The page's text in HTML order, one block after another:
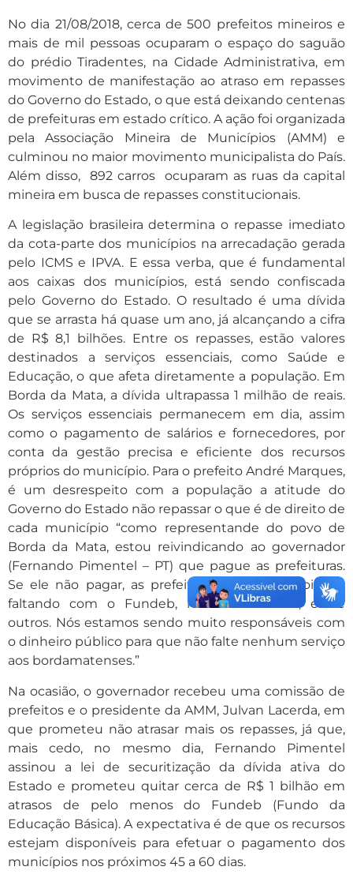
No dia 21/08/2018, cerca de 500 prefeitos mineiros e
mais de mil pessoas ocuparam o espaço do saguão
do prédio Tiradentes, na Cidade Administrativa, em
movimento de manifestação ao atraso em repasses
do Governo do Estado, o que está deixando centenas
de prefeituras em estado crítico. A ação foi organizada
pela Associação Mineira de Municípios (AMM) e
culminou no maior movimento municipalista do País.
Além disso, 892 carros ocuparam as ruas da capital
mineira em busca de repasses constitucionais.
A legislação brasileira determina o repasse imediato
da cota-parte dos municípios na arrecadação gerada
pelo ICMS e IPVA. E essa verba, que é fundamental
aos caixas dos municípios, está sendo confiscada
pelo Governo do Estado. O resultado é uma dívida
que se arrasta há quase um ano, já alcançando a cifra
de R$ 8,1 bilhões. Entre os repasses, estão valores
destinados a serviços essenciais, como Saúde e
Educação, o que afeta diretamente a população. Em
Borda da Mata, a dívida ultrapassa 1 milhão de reais.
Os serviços essenciais permanecem em dia, assim
como o pagamento de salários e fornecedores, por
conta da gestão precisa e eficiente dos recursos
próprios do município. Para o prefeito André Marques,
é um desrespeito com a população a atitude do
Governo do Estado não repassar o que é de direito de
cada município “como representande do povo de
Borda da Mata, estou reivindicando ao governador
(Fernando Pimentel – PT) que pague as prefeituras.
Se ele não pagar, as prefeituras vão parar, pois ele
faltando com o Fundeb, merenda escolar, entre
outros. Nós estamos sendo muito responsáveis com
o dinheiro público para que não falte nenhum serviço
aos bordamatenses.”
Na ocasião, o governador recebeu uma comissão de
prefeitos e o presidente da AMM, Julvan Lacerda, em
que prometeu não atrasar mais os repasses, já que,
mais cedo, no mesmo dia, Fernando Pimentel
assinou a lei de securitização da dívida ativa do
Estado e prometeu quitar cerca de R$ 1 bilhão em
atrasos de pelo menos do Fundeb (Fundo da
Educação Básica). A expectativa é de que os recursos
estejam disponíveis para efetuar o pagamento dos
municípios nos próximos 45 a 60 dias.